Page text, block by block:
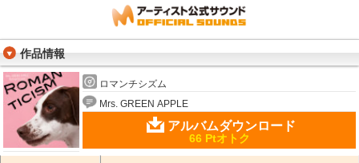
作品情報
ロマンチシズム
Mrs. GREEN APPLE
アルバムダウンロード
66 Ptオトク